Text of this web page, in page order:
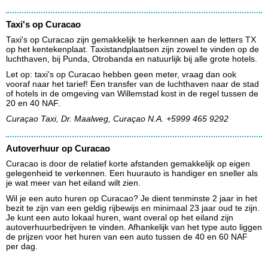
Taxi's op Curacao
Taxi's op Curacao zijn gemakkelijk te herkennen aan de letters TX
op het kentekenplaat. Taxistandplaatsen zijn zowel te vinden op de
luchthaven, bij Punda, Otrobanda en natuurlijk bij alle grote hotels.
Let op: taxi's op Curacao hebben geen meter, vraag dan ook
vooraf naar het tarief! Een transfer van de luchthaven naar de stad
of hotels in de omgeving van Willemstad kost in de regel tussen de
20 en 40 NAF.
Curaçao Taxi, Dr. Maalweg, Curaçao N.A. +5999 465 9292
Autoverhuur op Curacao
Curacao is door de relatief korte afstanden gemakkelijk op eigen
gelegenheid te verkennen. Een huurauto is handiger en sneller als
je wat meer van het eiland wilt zien.
Wil je een auto huren op Curacao? Je dient tenminste 2 jaar in het
bezit te zijn van een geldig rijbewijs en minimaal 23 jaar oud te zijn.
Je kunt een auto lokaal huren, want overal op het eiland zijn
autoverhuurbedrijven te vinden. Afhankelijk van het type auto liggen
de prijzen voor het huren van een auto tussen de 40 en 60 NAF
per dag.